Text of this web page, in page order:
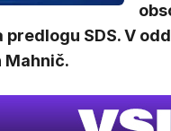
SDS. V
Mahnič.